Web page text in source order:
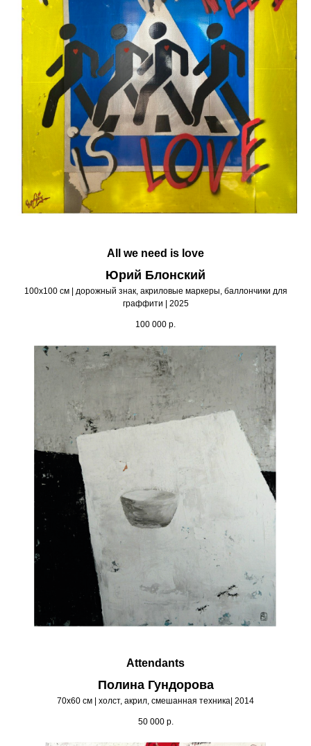
All we need is love
Юрий Блонский
100х100 см | дорожный знак, акриловые маркеры, баллончики для
граффити | 2025
100 000 р.
Attendants
Полина Гундорова
70х60 см | холст, акрил, смешанная техника| 2014
50 000 р.